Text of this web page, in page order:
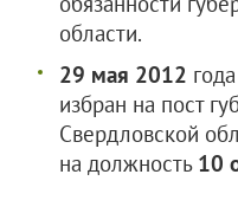
области.
29 мая 2012
избран на пост
Свердловской
на должность 10